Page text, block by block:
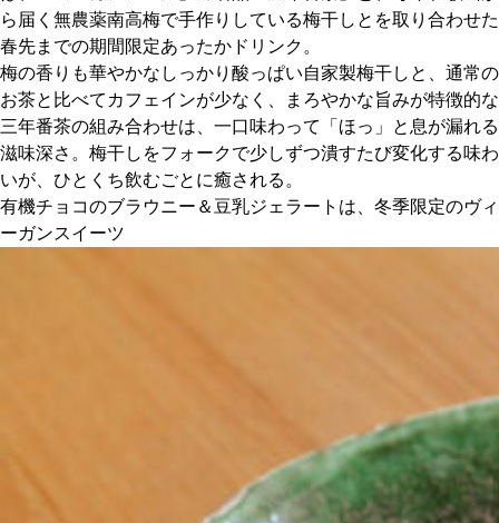
ら届く無農薬南高梅で手作りしている梅干しとを取り合わせた
春先までの期間限定あったかドリンク。
梅の香りも華やかなしっかり酸っぱい自家製梅干しと、通常の
お茶と比べてカフェインが少なく、まろやかな旨みが特徴的な
三年番茶の組み合わせは、一口味わって「ほっ」と息が漏れる
滋味深さ。梅干しをフォークで少しずつ潰すたび変化する味わ
いが、ひとくち飲むごとに癒される。
有機チョコのブラウニー＆豆乳ジェラートは、冬季限定のヴィ
ーガンスイーツ